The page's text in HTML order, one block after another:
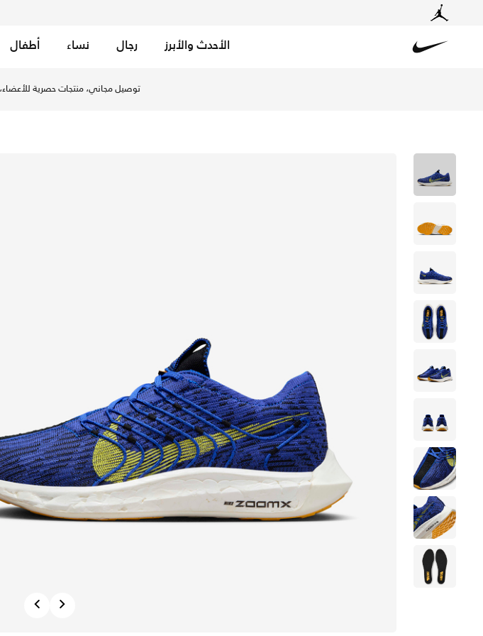
الأحدث والأبرز رجال نساء أطفال
معًا عبر الرياضة
توصيل مجاني إلى جميع أنحاء قطر. لأن الحركة تجمعنا.تسوق الآن
Next